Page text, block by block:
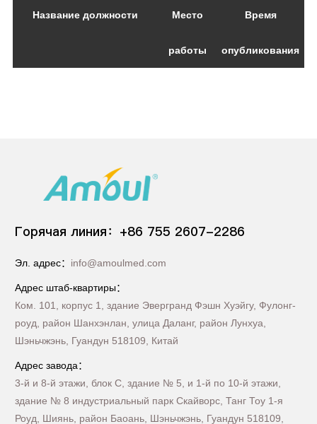
Название должности Место
работы
Время
опубликования
Горячая линия：+86 755 2607-2286
Эл. адрес： info@amoulmed.com
Адрес штаб-квартиры：
Ком. 101, корпус 1, здание Эвергранд Фэшн Хуэйгу, Фулонг-
роуд, район Шанхэнлан, улица Даланг, район Лунхуа,
Шэньчжэнь, Гуандун 518109, Китай
Адрес завода：
3-й и 8-й этажи, блок C, здание № 5, и 1-й по 10-й этажи,
здание № 8 индустриальный парк Скайворс, Танг Тоу 1-я
Роуд, Шиянь, район Баоань, Шэньчжэнь, Гуандун 518109,